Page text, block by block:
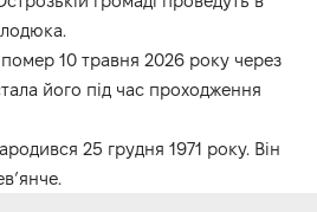
10 травня 2026 року через
його під час проходження
25 грудня 1971 року. Він